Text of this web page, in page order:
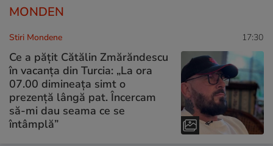
MONDEN
Stiri Mondene 17:30
Ce a pățit Cătălin Zmărăndescu
în vacanța din Turcia: „La ora
07.00 dimineața simt o
prezență lângă pat. Încercam
să-mi dau seama ce se
întâmplă”